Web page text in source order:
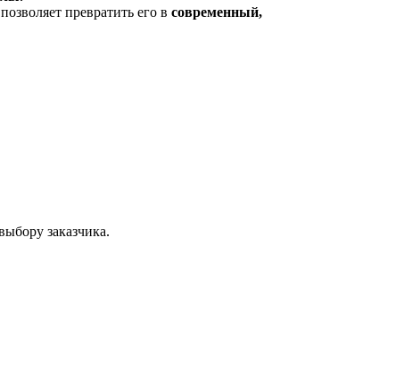
превратить его в современный,
заказчика.